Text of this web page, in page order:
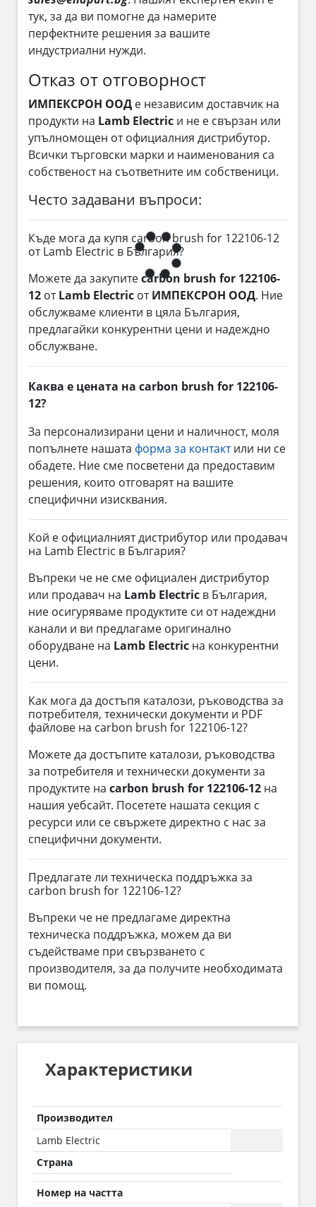
тук, за да ви помогне да намерите
перфектните решения за вашите
индустриални нужди.
Отказ от отговорност
ИМПЕКСРОН ООД е независим доставчик на
продукти на Lamb Electric и не е свързан или
упълномощен от официалния дистрибутор.
Всички търговски марки и наименования са
собственост на съответните им собственици.
Често задавани въпроси:
Къде мога да купя carbon brush for 122106-12
от Lamb Electric в България?
Можете да закупитеcarbon brush for 122106-
12 отLamb Electric отИМПЕКСРОН ООД. Ние
обслужваме клиенти в цяла България,
предлагайки конкурентни цени и надеждно
обслужване.
Каква е цената на carbon brush for 122106-
12?
За персонализирани цени и наличност, моля
попълнете нашата форма за контактили ни се
обадете. Ние сме посветени да предоставим
решения, които отговарят на вашите
специфични изисквания.
Кой е официалният дистрибутор или продавач
на Lamb Electric в България?
Въпреки че не сме официален дистрибутор
или продавач на Lamb Electric в България,
ние осигуряваме продуктите си от надеждни
канали и ви предлагаме оригинално
оборудване на Lamb Electric на конкурентни
цени.
Как мога да достъпя каталози, ръководства за
потребителя, технически документи и PDF
файлове на carbon brush for 122106-12?
Можете да достъпите каталози, ръководства
за потребителя и технически документи за
продуктите на carbon brush for 122106-12 на
нашия уебсайт. Посетете нашата секция с
ресурси или се свържете директно с нас за
специфични документи.
Предлагате ли техническа поддръжка за
carbon brush for 122106-12?
Въпреки че не предлагаме директна
техническа поддръжка, можем да ви
съдействаме при свързването с
производителя, за да получите необходимата
ви помощ.
Характеристики
Производител
Lamb Electric
Страна
Номер на частта